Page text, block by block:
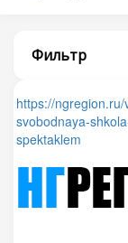
Фильтр
https://
svobodnaya-
spektaklem